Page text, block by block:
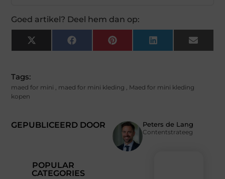
Goed artikel? Deel hem dan op:
X
(Twitter)
FacebookPinterest LinkedIn Email
GEPUBLICEERD DOOR Peters de Lang
Contentstrateeg
Tags:
maed for mini , maed for mini kleding , Maed for mini kleding
kopen
POPULAR
CATEGORIES